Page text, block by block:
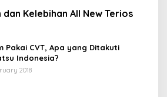
Kelebihan All New Terios
Pakai CVT, Apa yang Ditakuti
Indonesia?
2018